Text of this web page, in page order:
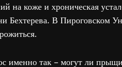
на коже и хроническая
Бехтерева. В Пироговском
именно так – могут ли